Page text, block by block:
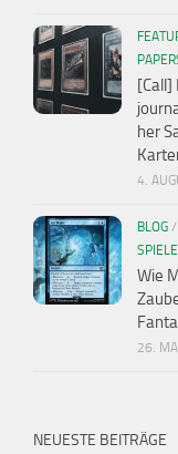
[Call]
her
4.
BLOG /
SPIELE
Wie
26.
NEUESTE BEITRÄGE